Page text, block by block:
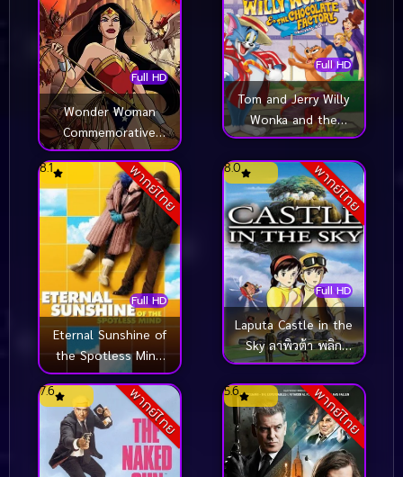
Full HD
Wonder Woman
Commemorative
Edition วันเดอร์ วูแมน
ฉบับย้อนรำลึกสาวน้อย
มหัศจรรย์ (2009)
Full HD
Tom and Jerry Willy
Wonka and the
Chocolate Factory
(2017)
พากย์ไทย
Full HD
8.1
Eternal Sunshine of
the Spotless Mind
ลบเธอ…ให้ไม่ลืม
(2004)
พากย์ไทย
Full HD
8.0
Laputa Castle in the
Sky ลาพิวต้า พลิก
ตำนานเหนือเวหา
(1986)
พากย์ไทย
7.6 พากย์ไทย
5.6